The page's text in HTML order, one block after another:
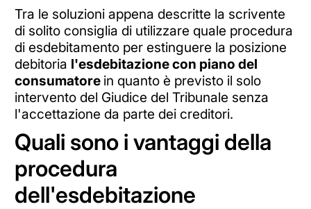
Tra le soluzioni appena descritte la scrivente
di solito consiglia di utilizzare quale procedura
di esdebitamento per estinguere la posizione
debitoria l'esdebitazione con piano del
consumatore in quanto è previsto il solo
intervento del Giudice del Tribunale senza
l'accettazione da parte dei creditori.
Quali sono i vantaggi della
procedura
dell'esdebitazione